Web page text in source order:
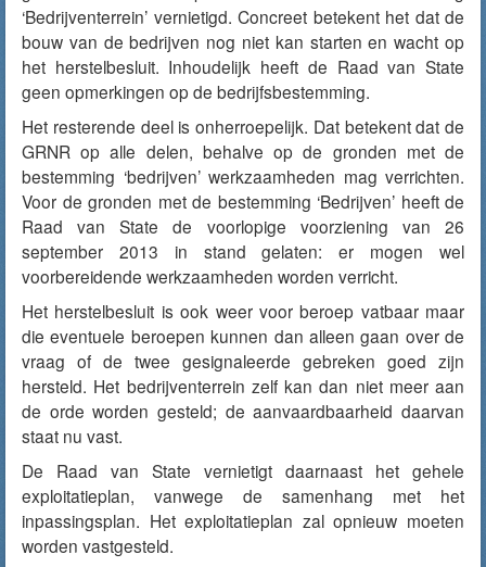
‘Bedrijventerrein’ vernietigd. Concreet betekent het dat de
bouw van de bedrijven nog niet kan starten en wacht op
het herstelbesluit. Inhoudelijk heeft de Raad van State
geen opmerkingen op de bedrijfsbestemming.
Het resterende deel is onherroepelijk. Dat betekent dat de
GRNR op alle delen, behalve op de gronden met de
bestemming ‘bedrijven’ werkzaamheden mag verrichten.
Voor de gronden met de bestemming ‘Bedrijven’ heeft de
Raad van State de voorlopige voorziening van 26
september 2013 in stand gelaten: er mogen wel
voorbereidende werkzaamheden worden verricht.
Het herstelbesluit is ook weer voor beroep vatbaar maar
die eventuele beroepen kunnen dan alleen gaan over de
vraag of de twee gesignaleerde gebreken goed zijn
hersteld. Het bedrijventerrein zelf kan dan niet meer aan
de orde worden gesteld; de aanvaardbaarheid daarvan
staat nu vast.
De Raad van State vernietigt daarnaast het gehele
exploitatieplan, vanwege de samenhang met het
inpassingsplan. Het exploitatieplan zal opnieuw moeten
worden vastgesteld.